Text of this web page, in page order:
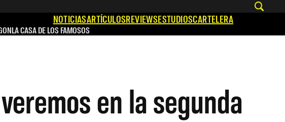
NOTICIASARTÍCULOSREVIEWSESTUDIOSCARTELERA
LA CASA DE LOS FAMOSOS
en la segunda